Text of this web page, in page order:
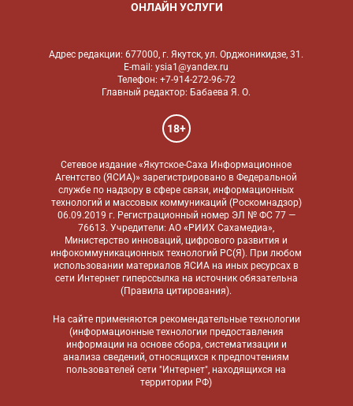
ОНЛАЙН УСЛУГИ
Адрес редакции: 677000, г. Якутск, ул. Орджоникидзе, 31.
E-mail: ysia1@yandex.ru
Телефон: +7-914-272-96-72
Главный редактор: Бабаева Я. О.
18+
Сетевое издание «Якутское-Саха Информационное
Агентство (ЯСИА)» зарегистрировано в Федеральной
службе по надзору в сфере связи, информационных
технологий и массовых коммуникаций (Роскомнадзор)
06.09.2019 г. Регистрационный номер ЭЛ № ФС 77 —
76613. Учредители: АО «РИИХ Сахамедиа»,
Министерство инноваций, цифрового развития и
инфокоммуникационных технологий РС(Я). При любом
использовании материалов ЯСИА на иных ресурсах в
сети Интернет гиперссылка на источник обязательна
(Правила цитирования).
На сайте применяются рекомендательные технологии
(информационные технологии предоставления
информации на основе сбора, систематизации и
анализа сведений, относящихся к предпочтениям
пользователей сети "Интернет", находящихся на
территории РФ)